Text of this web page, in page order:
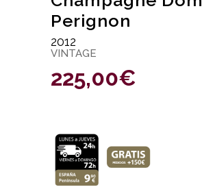
Perignon
2012
VINTAGE
225,00€